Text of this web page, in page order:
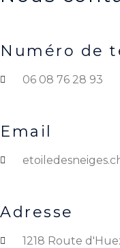
Numéro de
06 08 76 28 93
Email
Adresse
1218 Route